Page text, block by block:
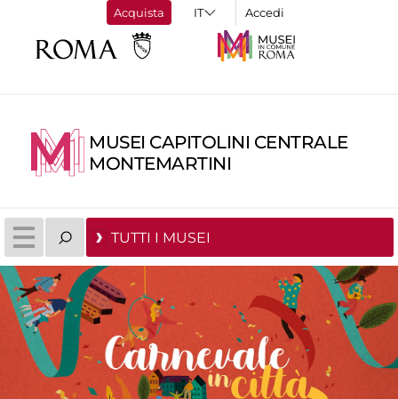
Acquista Accedi
MUSEI CAPITOLINI CENTRALE
MONTEMARTINI
TUTTI I MUSEI